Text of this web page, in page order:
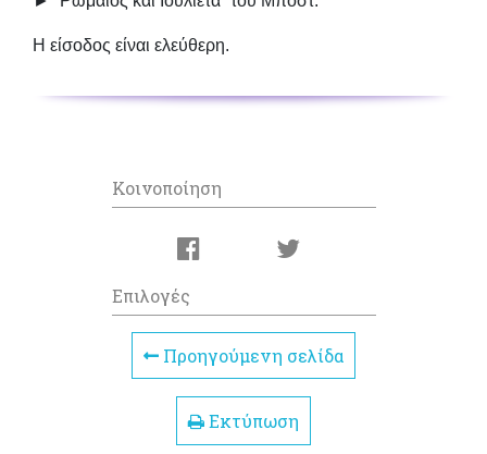
Η είσοδος είναι ελεύθερη.
Κοινοποίηση
Επιλογές
Προηγούμενη σελίδα
Εκτύπωση